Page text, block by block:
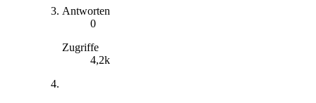
Antworten
0
Zugriffe
4,2k